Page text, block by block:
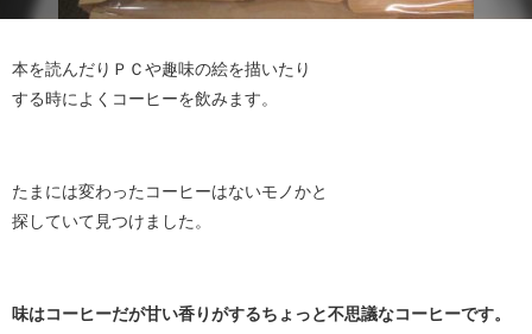
本を読んだりＰＣや趣味の絵を描いたり
する時によくコーヒーを飲みます。
たまには変わったコーヒーはないモノかと
探していて見つけました。
味はコーヒーだが甘い香りがするちょっと不思議なコーヒーです。